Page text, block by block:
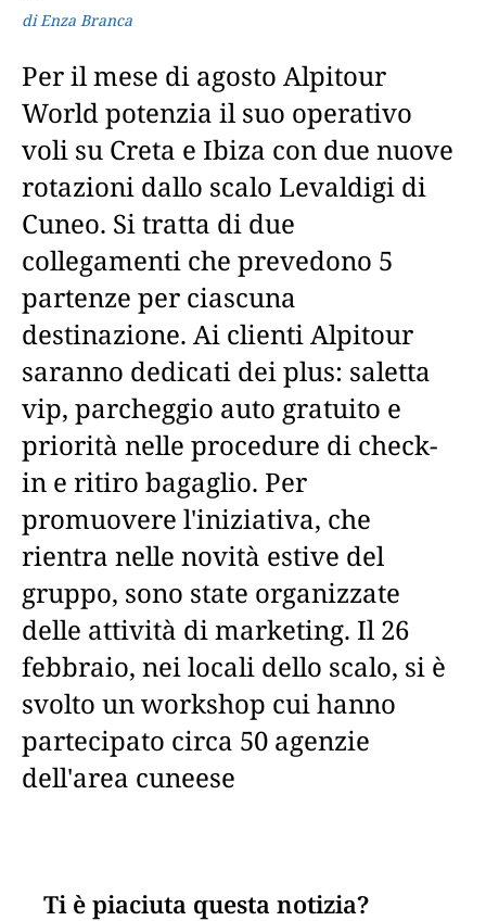
di Enza Branca
Per il mese di agosto Alpitour
World potenzia il suo operativo
voli su Creta e Ibiza con due nuove
rotazioni dallo scalo Levaldigi di
Cuneo. Si tratta di due
collegamenti che prevedono 5
partenze per ciascuna
destinazione. Ai clienti Alpitour
saranno dedicati dei plus: saletta
vip, parcheggio auto gratuito e
priorità nelle procedure di check-
in e ritiro bagaglio. Per
promuovere l'iniziativa, che
rientra nelle novità estive del
gruppo, sono state organizzate
delle attività di marketing. Il 26
febbraio, nei locali dello scalo, si è
svolto un workshop cui hanno
partecipato circa 50 agenzie
dell'area cuneese
Ti è piaciuta questa notizia?